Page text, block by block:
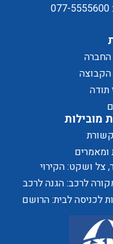
מובילות
ומאמרים
צל ושקט: הקירוי
מעצב בחוויית המרחב
לרכב: הגנה לרכב
לבית
לכניסה לבית: הרושם
החברה
הקבוצה
תודה